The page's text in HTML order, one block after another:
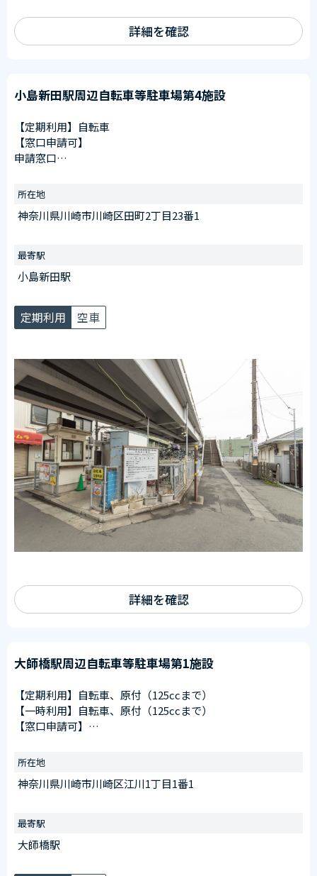
詳細を確認
小島新田駅周辺自転車等駐車場第4施設
【定期利用】自転車
【窓口申請可】
申請窓口
受付時間
※日曜を除く
【臨時ステッカー場所】
所在地
神奈川県川崎市川崎区田町2丁目23番1
最寄駅
小島新田駅
定期利用 空車
詳細を確認
大師橋駅周辺自転車等駐車場第1施設
【定期利用】自転車、原付（125ccまで）
【一時利用】自転車、原付（125ccまで）
【窓口申請可】
川崎大師駅第1施設（川崎区大師駅前１丁目１８番２先）
午前6：30～午後8：00
管理室側看板前に設置
所在地
神奈川県川崎市川崎区江川1丁目1番1
最寄駅
大師橋駅